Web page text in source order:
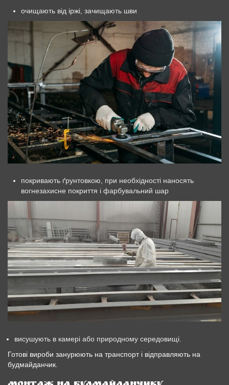
очищають від іржі, зачищають шви
покривають ґрунтовкою, при необхідності наносять
вогнезахисне покриття і фарбувальний шар
висушують в камері або природному середовищі.
Готові вироби занурюють на транспорт і відправляють на
будмайданчик.